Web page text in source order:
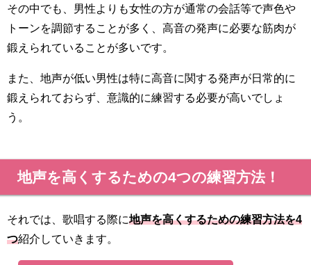
その中でも、男性よりも女性の方が通常の会話等で声色や
トーンを調節することが多く、高音の発声に必要な筋肉が
鍛えられていることが多いです。
また、地声が低い男性は特に高音に関する発声が日常的に
鍛えられておらず、意識的に練習する必要が高いでしょ
う。
地声を高くするための4つの練習方法！
それでは、歌唱する際に地声を高くするための練習方法を4
つ紹介していきます。